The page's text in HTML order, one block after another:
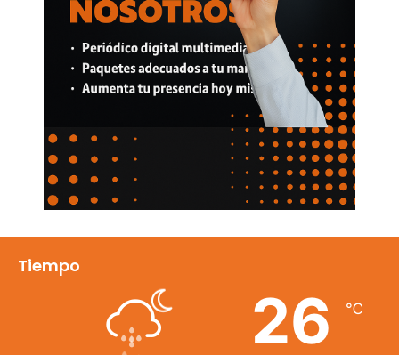
Tiempo
26 ℃